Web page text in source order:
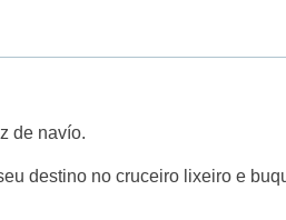
de navío.
destino no cruceiro lixeiro e